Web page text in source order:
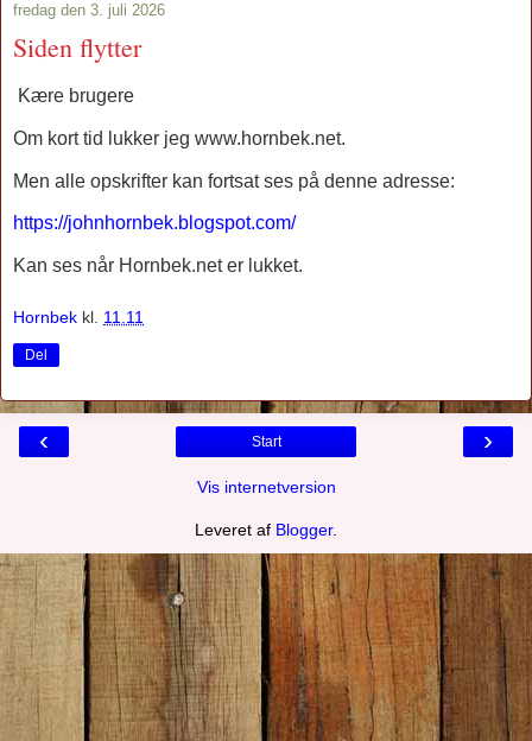
fredag den 3. juli 2026
Siden flytter
Kære brugere
Om kort tid lukker jeg www.hornbek.net.
Men alle opskrifter kan fortsat ses på denne adresse:
https://johnhornbek.blogspot.com/
Kan ses når Hornbek.net er lukket.
Hornbek kl. 11.11
Del
‹ ›
Start
Vis internetversion
Leveret af Blogger.